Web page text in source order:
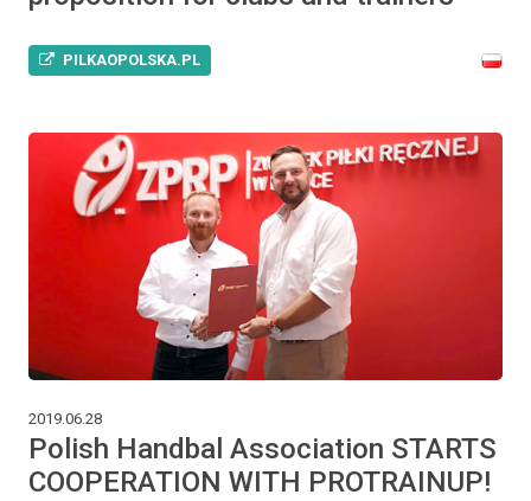
PILKAOPOLSKA.PL
2019.06.28
Polish Handbal Association STARTS
COOPERATION WITH PROTRAINUP!